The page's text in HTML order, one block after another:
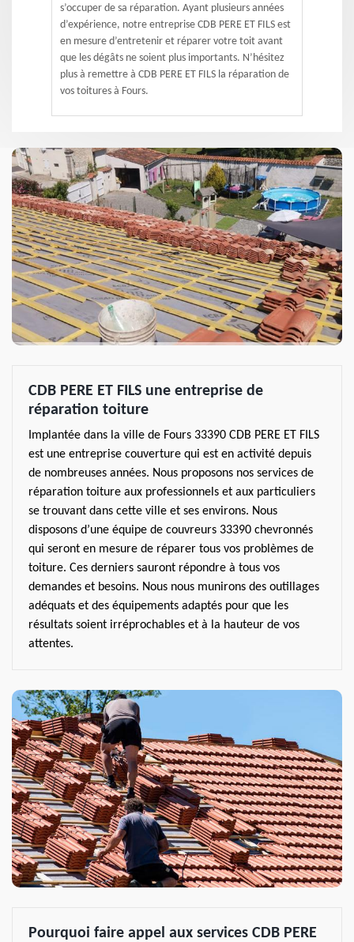
s’occuper de sa réparation. Ayant plusieurs années
d’expérience, notre entreprise CDB PERE ET FILS est
en mesure d’entretenir et réparer votre toit avant
que les dégâts ne soient plus importants. N’hésitez
plus à remettre à CDB PERE ET FILS la réparation de
vos toitures à Fours.
CDB PERE ET FILS une entreprise de
réparation toiture
Implantée dans la ville de Fours 33390 CDB PERE ET FILS
est une entreprise couverture qui est en activité depuis
de nombreuses années. Nous proposons nos services de
réparation toiture aux professionnels et aux particuliers
se trouvant dans cette ville et ses environs. Nous
disposons d’une équipe de couvreurs 33390 chevronnés
qui seront en mesure de réparer tous vos problèmes de
toiture. Ces derniers sauront répondre à tous vos
demandes et besoins. Nous nous munirons des outillages
adéquats et des équipements adaptés pour que les
résultats soient irréprochables et à la hauteur de vos
attentes.
Pourquoi faire appel aux services CDB PERE